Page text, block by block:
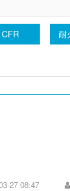
运12
27 08:47